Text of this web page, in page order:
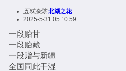
五味杂陈 北湖之花
2025-5-31 05:10:59
一段贻甘
一段贻藏
一段赠与新疆
全国同此干湿